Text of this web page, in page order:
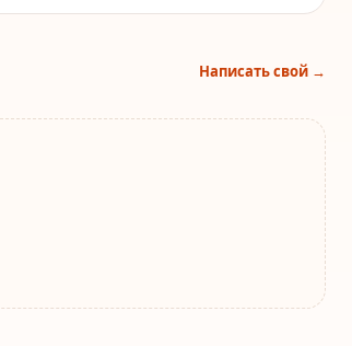
Написать свой →